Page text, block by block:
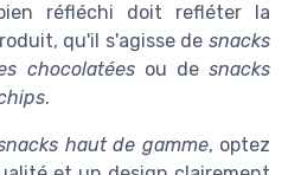
réfléchi doit refléter la
qu'il s'agisse desnacks
chocolatéesou desnacks
.
haut de gamme, optez